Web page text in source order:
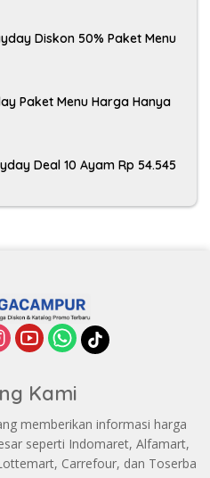
Diskon 50% Paket Menu
Paket Menu Harga Hanya
Deal 10 Ayam Rp 54.545
Kami
memberikan informasi harga
seperti Indomaret, Alfamart,
Carrefour, dan Toserba